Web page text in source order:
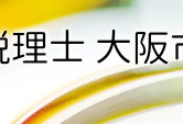
士 大阪